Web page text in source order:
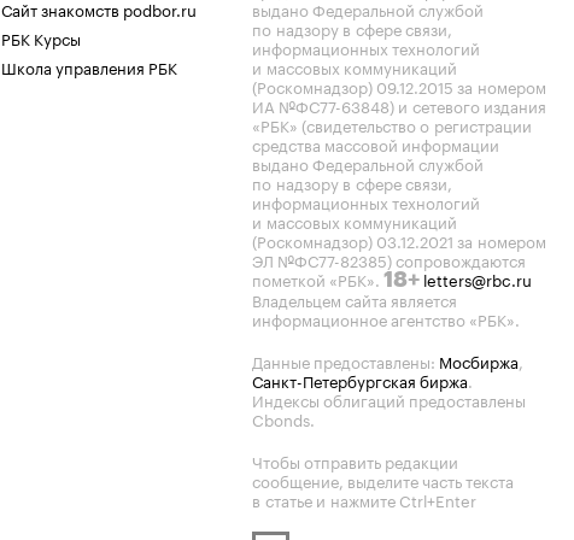
Сайт знакомств podbor.ru
РБК Курсы
Школа управления РБК
выдано Федеральной службой
по надзору в сфере связи,
информационных технологий
и массовых коммуникаций
(Роскомнадзор) 09.12.2015 за номером
ИА №ФС77-63848) и сетевого издания
«РБК» (свидетельство о регистрации
средства массовой информации
выдано Федеральной службой
по надзору в сфере связи,
информационных технологий
и массовых коммуникаций
(Роскомнадзор) 03.12.2021 за номером
ЭЛ №ФС77-82385) сопровождаются
пометкой «РБК». 18+ letters@rbc.ru
Владельцем сайта является
информационное агентство «РБК».
Данные предоставлены: Мосбиржа,
Санкт-Петербургская биржа.
Индексы облигаций предоставлены
Cbonds.
Чтобы отправить редакции
сообщение, выделите часть текста
в статье и нажмите Ctrl+Enter